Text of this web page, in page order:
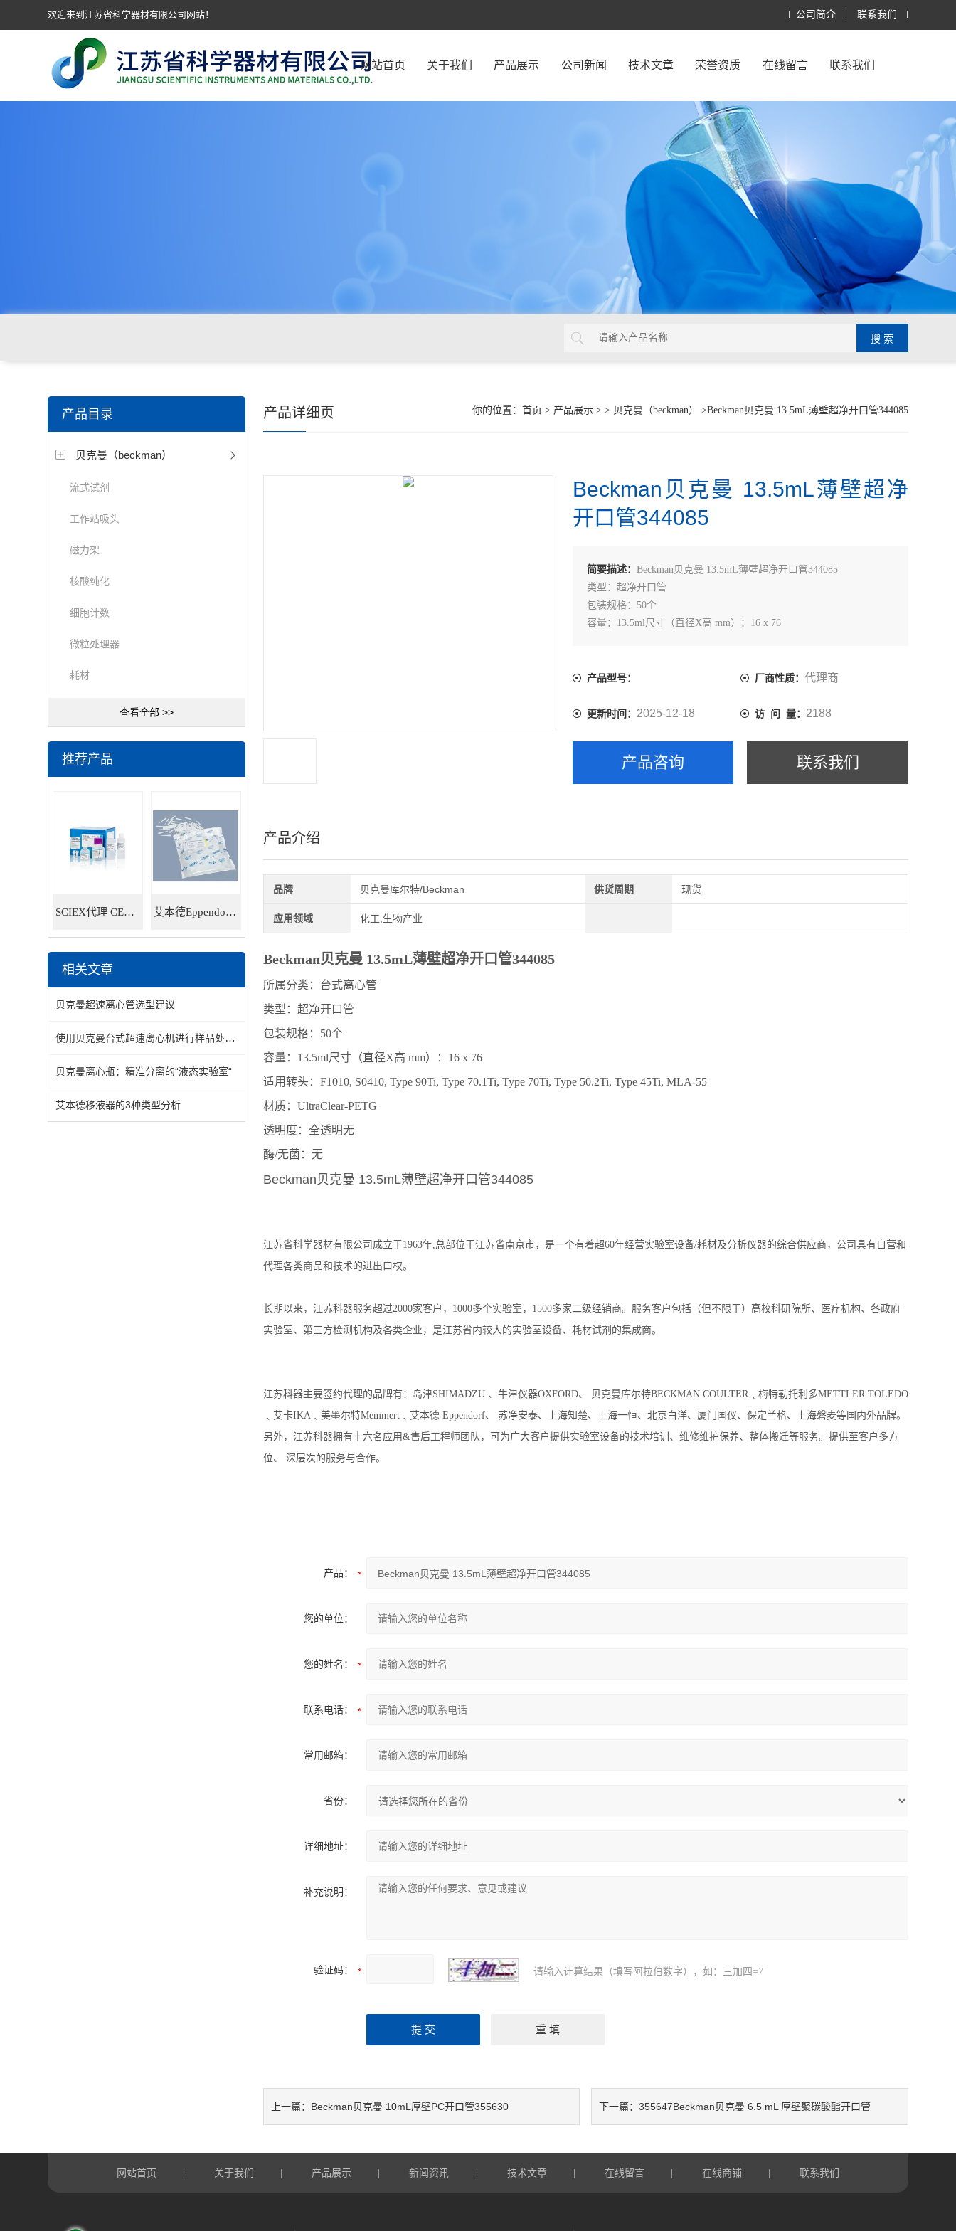
欢迎来到江苏省科学器材有限公司网站！ 公司简介 联系我们
网站首页 关于我们 产品展示 公司新闻 技术文章 荣誉资质 在线留言 联系我们
你的位置： 首页 > 产品展示> > 贝克曼（beckman） >Beckman贝克曼 13.5mL薄壁超净开口管344085
产品详细页
Beckman贝克曼 13.5mL薄壁超净
开口管344085
简要描述：Beckman贝克曼 13.5mL薄壁超净开口管344085
类型：超净开口管
包装规格：50个
容量：13.5ml尺寸（直径X高 mm）：16 x 76
产品型号： 厂商性质： 代理商
更新时间： 2025-12-18 访 问 量： 2188
产品咨询 联系我们
产品介绍
品牌 贝克曼库尔特/Beckman 供货周期 现货
应用领域 化工,生物产业
Beckman贝克曼 13.5mL薄壁超净开口管344085
所属分类：台式离心管
类型：超净开口管
包装规格：50个
容量：13.5ml尺寸（直径X高 mm）：16 x 76
适用转头：F1010, S0410, Type 90Ti, Type 70.1Ti, Type 70Ti, Type 50.2Ti, Type 45Ti, MLA-55
材质：UltraClear-PETG
透明度：全透明无
酶/无菌：无
Beckman贝克曼 13.5mL薄壁超净开口管344085
江苏省科学器材有限公司成立于1963年,总部位于江苏省南京市，是一个有着超60年经营实验室设备/耗材及分析仪器的综合供应商，公司具有自营和
代理各类商品和技术的进出口权。
长期以来，江苏科器服务超过2000家客户，1000多个实验室，1500多家二级经销商。服务客户包括（但不限于）高校科研院所、医疗机构、各政府
实验室、第三方检测机构及各类企业，是江苏省内较大的实验室设备、耗材试剂的集成商。
江苏科器主要签约代理的品牌有：岛津SHIMADZU 、牛津仪器OXFORD、 贝克曼库尔特BECKMAN COULTER﹑梅特勒托利多METTLER TOLEDO
﹑艾卡IKA﹑美墨尔特Memmert﹑艾本德 Eppendorf、 苏净安泰、上海知楚、上海一恒、北京白洋、厦门国仪、保定兰格、上海磐麦等国内外品牌。
另外，江苏科器拥有十六名应用&售后工程师团队，可为广大客户提供实验室设备的技术培训、维修维护保养、整体搬迁等服务。提供至客户多方
位、 深层次的服务与合作。
产品：
您的单位：
您的姓名：
联系电话：
常用邮箱：
省份：
详细地址：
补充说明：
验证码： 请输入计算结果（填写阿拉伯数字），如：三加四=7
上一篇： Beckman贝克曼 10mL厚壁PC开口管355630 下一篇：355647Beckman贝克曼 6.5 mL 厚壁聚碳酸酯开口管
产品目录
贝克曼（beckman）
流式试剂
工作站吸头
磁力架
核酸纯化
细胞计数
微粒处理器
耗材
查看全部 >>
推荐产品
SCIEX代理 CE耗材试剂 毛细管电泳试剂耗材 艾本德Eppendorf 5ml移液器吸头 30000978
相关文章
贝克曼超速离心管选型建议
使用贝克曼台式超速离心机进行样品处理的优点
贝克曼离心瓶：精准分离的“液态实验室“
艾本德移液器的3种类型分析
网站首页 关于我们 产品展示 新闻资讯 技术文章 在线留言 在线商铺 联系我们